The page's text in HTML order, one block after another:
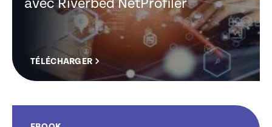
avec Riverbed NetProfiler
TÉLÉCHARGER